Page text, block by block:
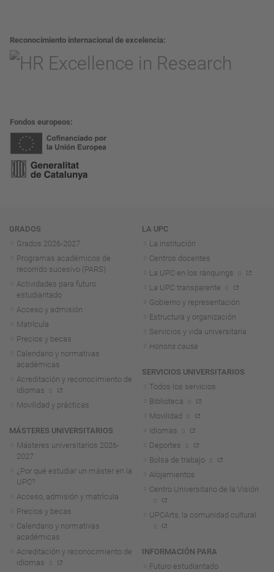
Reconocimiento internacional de excelencia
Fondos europeos
Navegación
GRADOS
Grados 2026-2027
Programas académicos de
recorrido sucesivo (PARS)
Actividades para futuro
estudiantado
Acceso y admisión
Matrícula
Precios y becas
Calendario y normativas
académicas
Acreditación y reconocimiento de
idiomas
Movilidad y prácticas
MÁSTERES UNIVERSITARIOS
Másteres universitarios 2026-
2027
¿Por qué estudiar un máster en la
UPC?
Acceso, admisión y matrícula
Precios y becas
Calendario y normativas
académicas
Acreditación y reconocimiento de
idiomas
LA UPC
La institución
Centros docentes
La UPC en los ránquings
La UPC transparente
Gobierno y representación
Estructura y organización
Servicios y vida universitaria
Honoris causa
SERVICIOS UNIVERSITARIOS
Todos los servicios
Biblioteca
Movilidad
Idiomas
Deportes
Bolsa de trabajo
Alojamientos
Centro Universitario de la Visión
UPCArts, la comunidad cultural
INFORMACIÓN PARA
Futuro estudiantado